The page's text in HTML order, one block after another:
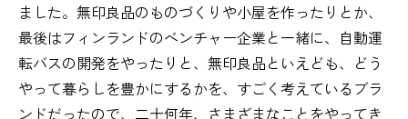
ました。無印良品のものづくりや小屋を作ったりとか、
最後はフィンランドのベンチャー企業と一緒に、自動運
転バスの開発をやったりと、無印良品といえども、どう
やって暮らしを豊かにするかを、すごく考えているブラ
ンドだったので、二十何年、さまざまなことをやってき